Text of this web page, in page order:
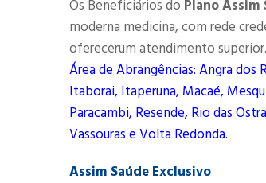
Os Beneficiários do Plano Assim
moderna medicina, com rede
oferecerum atendimento
Área de Abrangências: Angra dos
Itaborai, Itaperuna, Macaé,
Paracambi, Resende, Rio das
Vassouras e Volta Redonda.
Assim Saúde Exclusivo